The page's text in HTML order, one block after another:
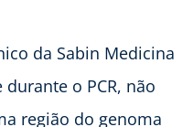
da Sabin Medicina
o PCR, não
região do genoma